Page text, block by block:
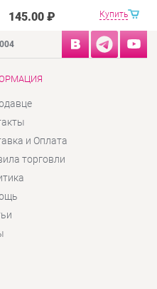
Купить
145.00 ₽
и Оплата
торговли